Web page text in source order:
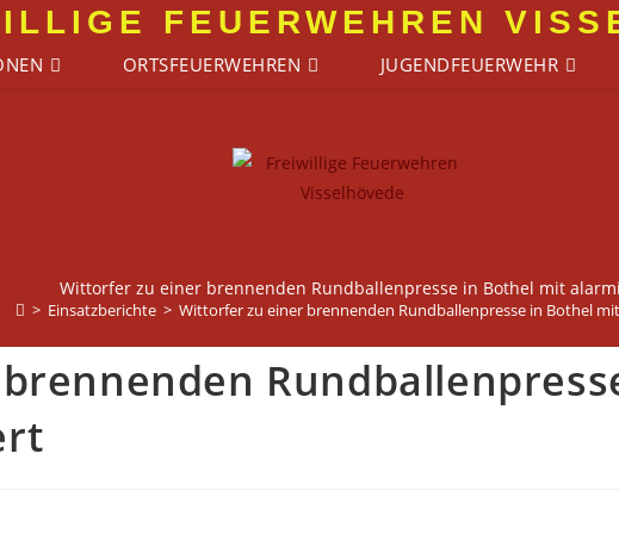
FEUERWEHREN
ORTSFEUERWEHREN JUGENDFEUERWEHR
Wittorfer zu einer brennenden Rundballenpresse in Bothel mit
> Einsatzberichte > Wittorfer zu einer brennenden Rundballenpresse in Bothel